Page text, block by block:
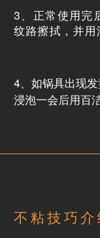
3、正常使用完
纹路擦拭，并用
4、如锅具出现
浸泡一会后用百
不粘技巧介